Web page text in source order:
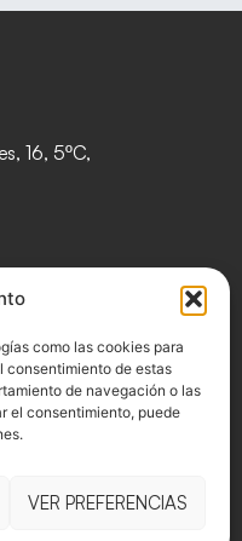
como las cookies para
consentimiento de estas
de navegación o las
el consentimiento, puede
VER PREFERENCIAS
16, 5ºC,